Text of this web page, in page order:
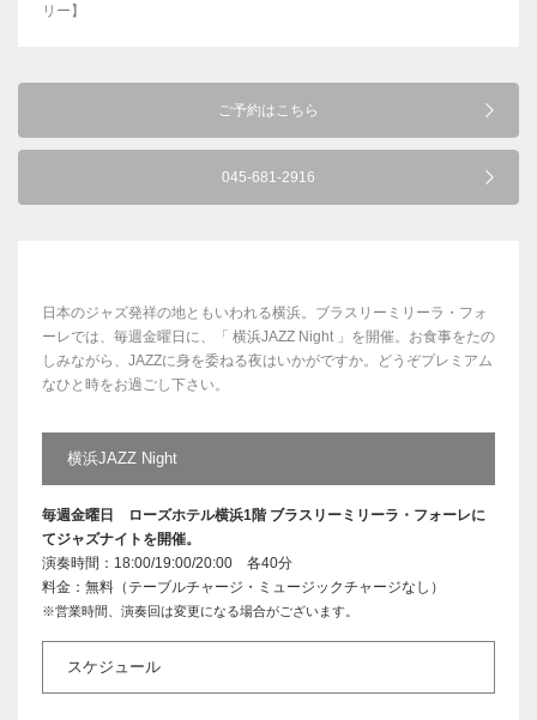
リー】
ご予約はこちら
045-681-2916
日本のジャズ発祥の地ともいわれる横浜。ブラスリーミリーラ・フォ
ーレでは、毎週金曜日に、「 横浜JAZZ Night 」を開催。お食事をたの
しみながら、JAZZに身を委ねる夜はいかがですか。どうぞプレミアム
なひと時をお過ごし下さい。
横浜JAZZ Night
毎週金曜日 ローズホテル横浜1階 ブラスリーミリーラ・フォーレに
てジャズナイトを開催。
演奏時間：18:00/19:00/20:00 各40分
料金：無料（テーブルチャージ・ミュージックチャージなし）
※営業時間、演奏回は変更になる場合がございます。
スケジュール